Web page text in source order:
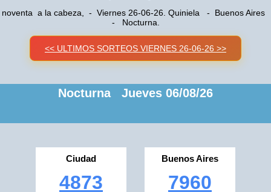
noventa a la cabeza, - Viernes 26-06-26. Quiniela - Buenos Aires
- Nocturna.
<< ULTIMOS SORTEOS VIERNES 26-06-26 >>
Nocturna Jueves 06/08/26
Ciudad
4873
Buenos Aires
7960